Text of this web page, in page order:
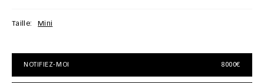
Taille: Mini
NOTIFIEZ-MOI 8000€